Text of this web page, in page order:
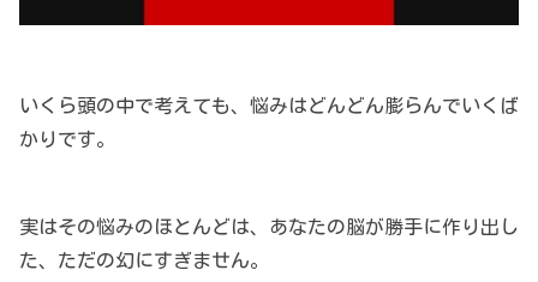
いくら頭の中で考えても、悩みはどんどん膨らんでいくば
かりです。
実はその悩みのほとんどは、あなたの脳が勝手に作り出し
た、ただの幻にすぎません。